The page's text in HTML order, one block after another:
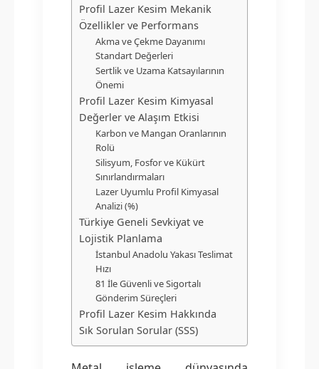
Profil Lazer Kesim Mekanik
Özellikler ve Performans
Akma ve Çekme Dayanımı
Standart Değerleri
Sertlik ve Uzama Katsayılarının
Önemi
Profil Lazer Kesim Kimyasal
Değerler ve Alaşım Etkisi
Karbon ve Mangan Oranlarının
Rolü
Silisyum, Fosfor ve Kükürt
Sınırlandırmaları
Lazer Uyumlu Profil Kimyasal
Analizi (%)
Türkiye Geneli Sevkiyat ve
Lojistik Planlama
İstanbul Anadolu Yakası Teslimat
Hızı
81 İle Güvenli ve Sigortalı
Gönderim Süreçleri
Profil Lazer Kesim Hakkında
Sık Sorulan Sorular (SSS)